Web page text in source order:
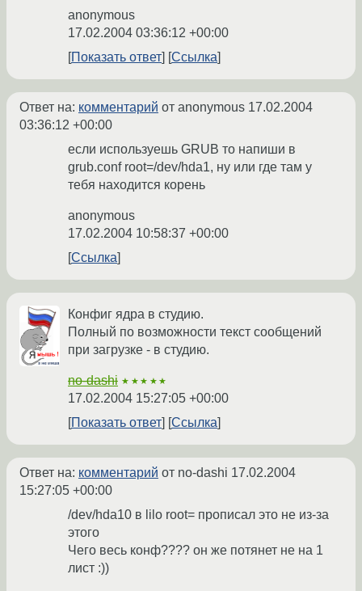
anonymous
17.02.2004 03:36:12 +00:00
Показать ответ
Ссылка
Ответ на: комментарий от anonymous 17.02.2004
03:36:12 +00:00
если используешь GRUB то напиши в
grub.conf root=/dev/hda1, ну или где там у
тебя находится корень
anonymous
17.02.2004 10:58:37 +00:00
Ссылка
Конфиг ядра в студию.
Полный по возможности текст сообщений
при загрузке - в студию.
no-dashi ★★★★★
17.02.2004 15:27:05 +00:00
Показать ответ
Ссылка
Ответ на: комментарий от no-dashi 17.02.2004
15:27:05 +00:00
/dev/hda10 в lilo root= прописал это не из-за
этого
Чего весь конф???? он же потянет не на 1
лист :))